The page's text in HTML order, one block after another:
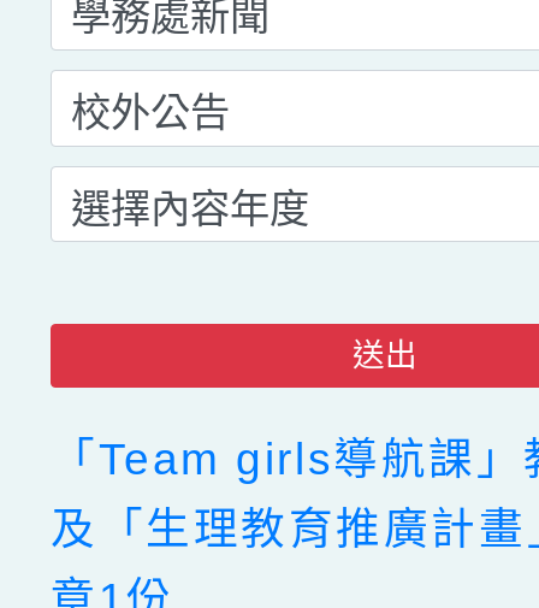
送出
「Team girls導航課
及「生理教育推廣計